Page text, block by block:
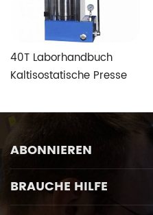
40T Laborhandbuch
Kaltisostatische Presse
Pressmaschine
ABONNIEREN
BRAUCHE HILFE